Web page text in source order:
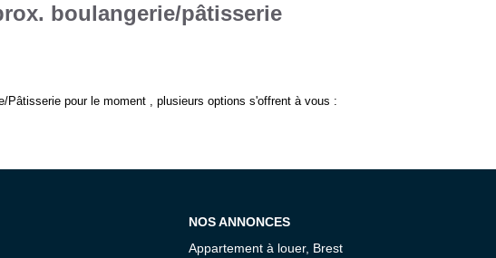
boulangerie/pâtisserie
pour le moment , plusieurs options s'offrent à vous :
NOS ANNONCES
Appartement à louer, Brest